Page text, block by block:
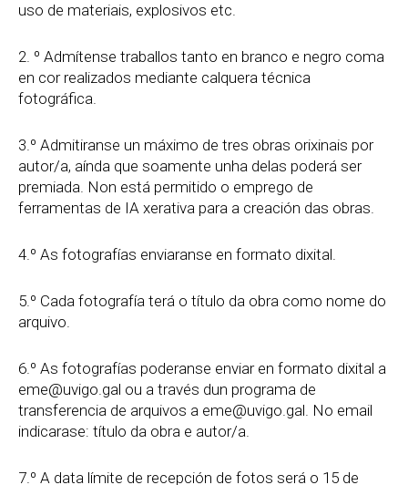
uso de materiais, explosivos etc.
2. º Admítense traballos tanto en branco e negro coma
en cor realizados mediante calquera técnica
fotográfica.
3.º Admitiranse un máximo de tres obras orixinais por
autor/a, aínda que soamente unha delas poderá ser
premiada. Non está permitido o emprego de
ferramentas de IA xerativa para a creación das obras.
4.º As fotografías enviaranse en formato dixital.
5.º Cada fotografía terá o título da obra como nome do
arquivo.
6.º As fotografías poderanse enviar en formato dixital a
eme@uvigo.gal ou a través dun programa de
transferencia de arquivos a eme@uvigo.gal. No email
indicarase: título da obra e autor/a.
7.º A data límite de recepción de fotos será o 15 de